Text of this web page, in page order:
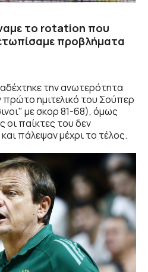
το rotation που
προβλήματα
την ανωτερότητα
ημιτελικό του Σούπερ
με σκορ 81-68), όμως
παίκτες του δεν
πάλεψαν μέχρι το τέλος.